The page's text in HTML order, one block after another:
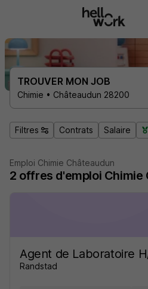
TROUVER MON JOB
Chimie • Châteaudun 28200
Filtres Contrats Salaire
Emploi Chimie Châteaudun
2 offres d'emploi Chimie
Agent de Laboratoire
Randstad